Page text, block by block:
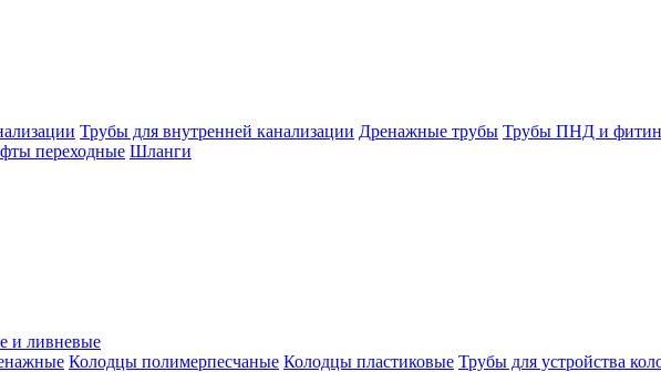
Трубы для внутренней канализации Дренажные трубы Трубы ПНД и
переходные Шланги
и ливневые
Колодцы полимерпесчаные Колодцы пластиковые Трубы для устройства